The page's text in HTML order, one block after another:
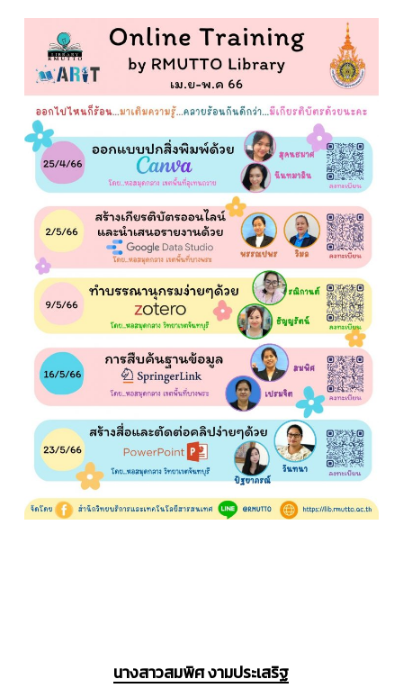
นางสาวสมพิศ งามประเสริฐ